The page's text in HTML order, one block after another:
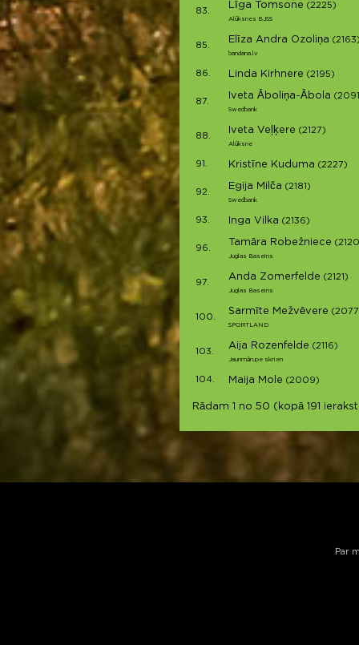
83.
Līga Tomsone (2225)
Alūksnes BJSS
85.
Elīza Andra Ozoliņa
bandana.lv
86. Linda Kirhnere (2195)
87.
Iveta Āboliņa-Ābola
Swedbank
88.
Iveta Veļķere (2127)
Alūksne
91. Kristīne Kuduma (2227)
92.
Egija Milča (2181)
Swedbank
93. Inga Vilka (2136)
96.
Tamāra Robežniece
Juglas Baseins
97.
Anda Zomerfelde (2121)
Juglas Baseins
100.
Sarmīte Mežvēvere
SPORTLAND
103.
Aija Rozenfelde (2116)
Jaunmārupe skrien
104. Maija Mole (2009)
Rādam 1 no 50 (kopā 191
Par